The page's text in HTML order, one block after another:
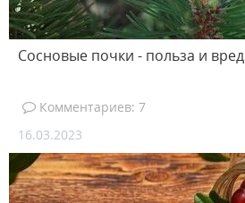
Сосновые почки - польза и вред
Комментариев: 7
16.03.2023